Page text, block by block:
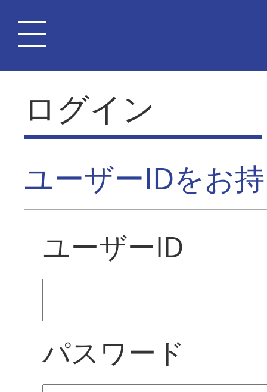
ログイン
ユーザーIDをお
ユーザーID
パスワード